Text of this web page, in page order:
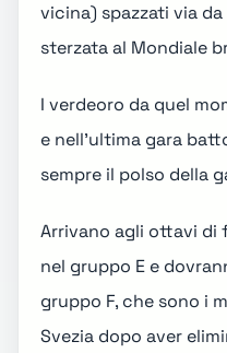
vicina) spazzati via
sterzata al Mondiale
I verdeoro da quel
e nell'ultima gara
sempre il polso della
Arrivano agli ottavi di
nel gruppo E e
gruppo F, che sono i
Svezia dopo aver